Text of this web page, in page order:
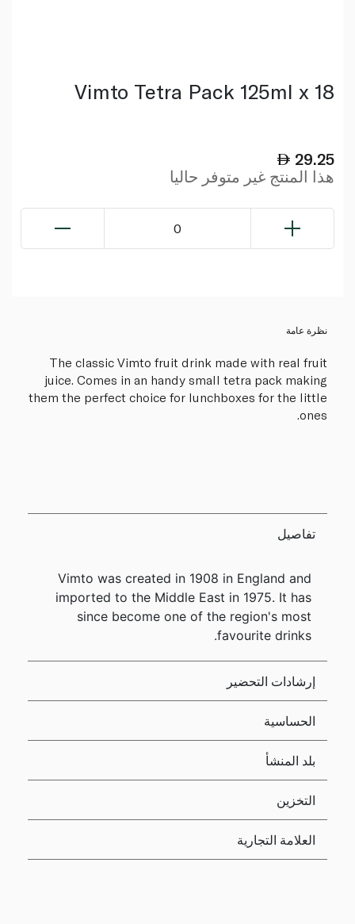
Vimto Tetra Pack 125ml x 18
29.25
هذا المنتج غير متوفر حاليا
0
نظرة عامة
The classic Vimto fruit drink made with real fruit
juice. Comes in an handy small tetra pack making
them the perfect choice for lunchboxes for the little
ones.
تفاصيل
Vimto was created in 1908 in England and
imported to the Middle East in 1975. It has
since become one of the region's most
favourite drinks.
إرشادات التحضير
الحساسية
بلد المنشأ
التخزين
العلامة التجارية